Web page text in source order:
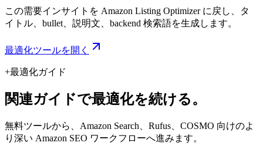
この需要インサイトを Amazon Listing Optimizer に戻し、タ
イトル、bullet、説明文、backend 検索語を生成します。
最適化ツールを開く
+最適化ガイド
関連ガイドで最適化を続ける。
無料ツールから、Amazon Search、Rufus、COSMO 向けのよ
り深い Amazon SEO ワークフローへ進みます。